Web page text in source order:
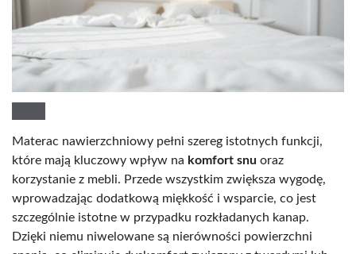
Materac nawierzchniowy pełni szereg istotnych funkcji,
które mają kluczowy wpływ na komfort snu oraz
korzystanie z mebli. Przede wszystkim zwiększa wygodę,
wprowadzając dodatkową miękkość i wsparcie, co jest
szczególnie istotne w przypadku rozkładanych kanap.
Dzięki niemu niwelowane są nierówności powierzchni